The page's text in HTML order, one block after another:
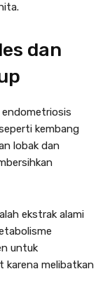
dan
endometriosis
kembang
lobak dan
ekstrak alami
untuk
karena melibatkan